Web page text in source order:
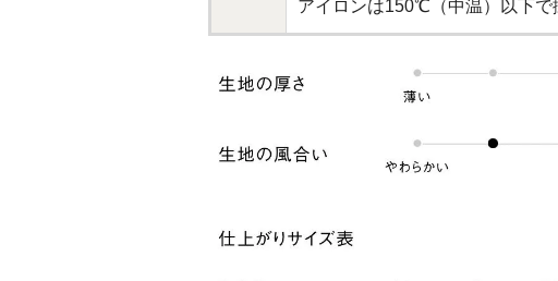
アイロンは150℃（中温）以下で